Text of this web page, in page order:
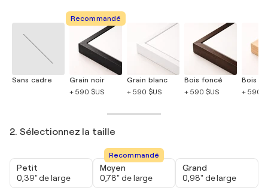
Sans cadre
Recommandé
Grain noir
+ 590 $US
Grain blanc
+ 590 $US
Bois foncé
+ 590 $US
Bois
+ 590
2. Sélectionnez la taille
Petit
0,39" de large
Recommandé
Moyen
0,78" de large
Grand
0,98" de large